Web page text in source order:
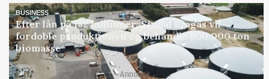
BUSINESS
Efter lån på 182 millioner: Sindal Biogas vil
fordoble produktionen og behandle 800.000 ton
biomasse
Annonce